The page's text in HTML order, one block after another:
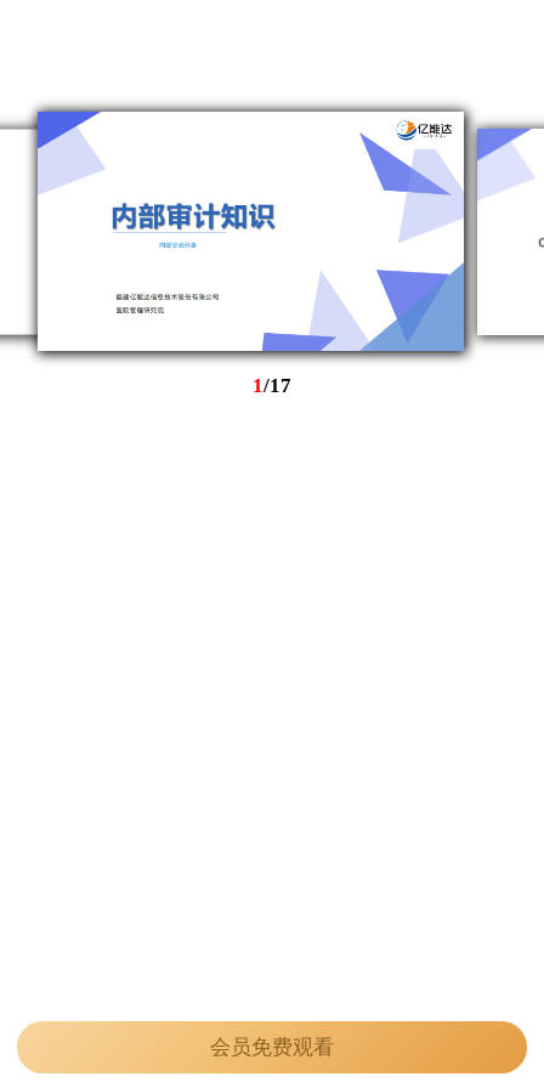
1/17
会员免费观看